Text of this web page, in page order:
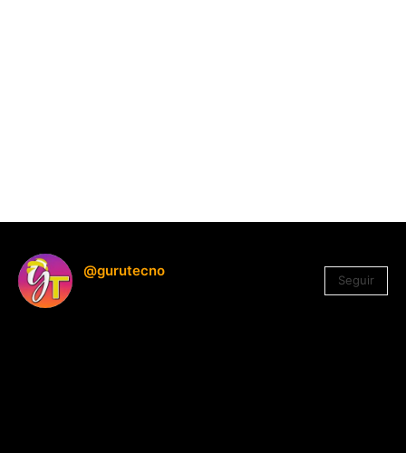
@gurutecno
Seguir